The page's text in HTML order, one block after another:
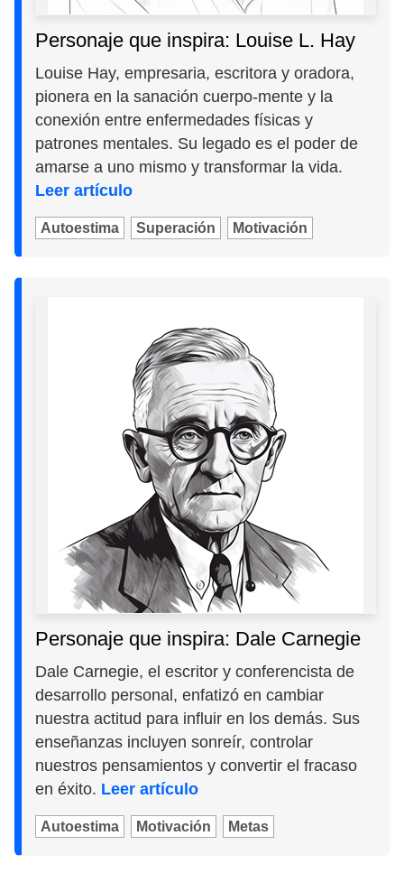
Personaje que inspira: Louise L. Hay
Louise Hay, empresaria, escritora y oradora,
pionera en la sanación cuerpo-mente y la
conexión entre enfermedades físicas y
patrones mentales. Su legado es el poder de
amarse a uno mismo y transformar la vida.
Leer artículo
Autoestima Superación Motivación
Personaje que inspira: Dale Carnegie
Dale Carnegie, el escritor y conferencista de
desarrollo personal, enfatizó en cambiar
nuestra actitud para influir en los demás. Sus
enseñanzas incluyen sonreír, controlar
nuestros pensamientos y convertir el fracaso
en éxito. Leer artículo
Autoestima Motivación Metas